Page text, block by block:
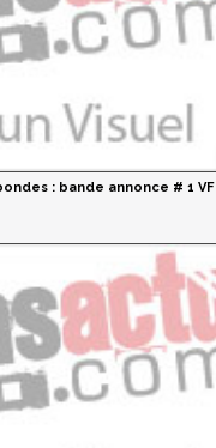
: bande annonce # 1 VF